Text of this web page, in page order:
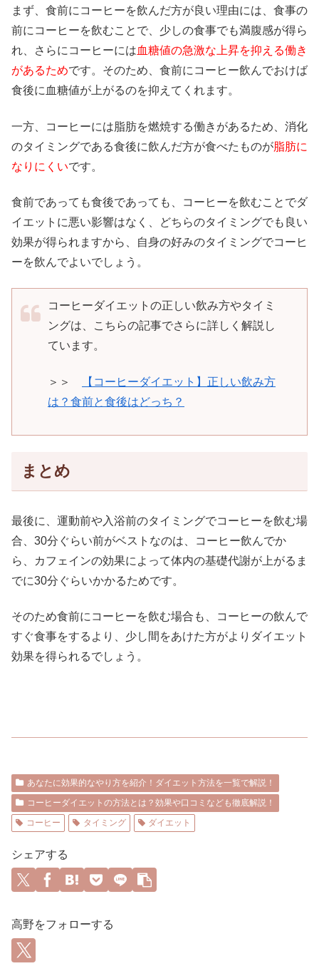
まず、食前にコーヒーを飲んだ方が良い理由には、食事の
前にコーヒーを飲むことで、少しの食事でも満腹感が得ら
れ、さらにコーヒーには血糖値の急激な上昇を抑える働き
があるためです。そのため、食前にコーヒー飲んでおけば
食後に血糖値が上がるのを抑えてくれます。
一方、コーヒーには脂肪を燃焼する働きがあるため、消化
のタイミングである食後に飲んだ方が食べたものが脂肪に
なりにくいです。
食前であっても食後であっても、コーヒーを飲むことでダ
イエットに悪い影響はなく、どちらのタイミングでも良い
効果が得られますから、自身の好みのタイミングでコーヒ
ーを飲んでよいでしょう。
コーヒーダイエットの正しい飲み方やタイミ
ングは、こちらの記事でさらに詳しく解説し
ています。
＞＞
【コーヒーダイエット】正しい飲み方
は？食前と食後はどっち？
まとめ
最後に、運動前や入浴前のタイミングでコーヒーを飲む場
合、30分ぐらい前がベストなのは、コーヒー飲んでか
ら、カフェインの効果によって体内の基礎代謝が上がるま
でに30分ぐらいかかるためです。
そのため食前にコーヒーを飲む場合も、コーヒーの飲んで
すぐ食事をするより、少し間をあけた方がよりダイエット
効果を得られるでしょう。
あなたに効果的なやり方を紹介！ダイエット方法を一覧で解説！
コーヒーダイエットの方法とは？効果や口コミなども徹底解説！
コーヒー
タイミング ダイエット
シェアする
高野をフォローする